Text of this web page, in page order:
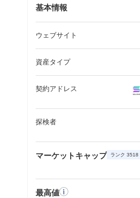
基本情報
ウェブサイト
資産タイプ
契約アドレス
探検者
マーケットキャップ ランク 3518
最高値